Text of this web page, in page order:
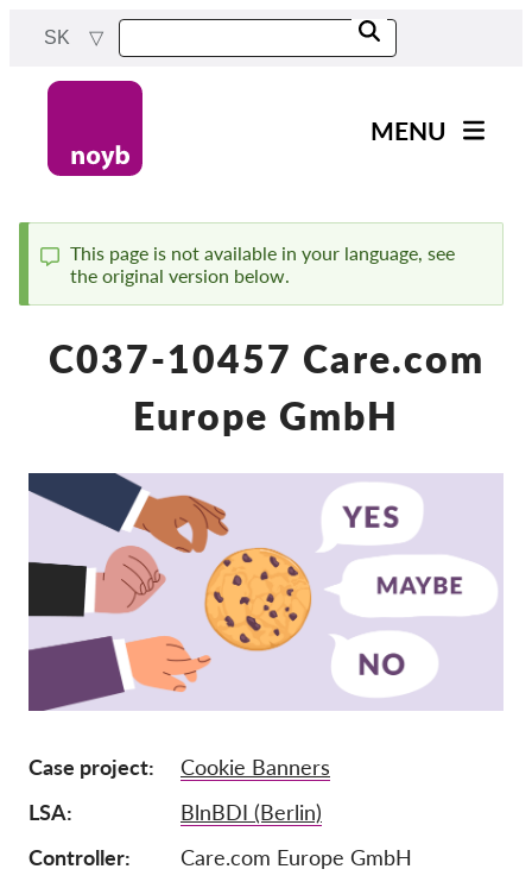
content
SK
navigation
MENU
orgánov
spoločnosti
Exercise your rights!
Pordporte nás!
Členstvo
Príspevky
Prihlásenie člena
O nás
Status
message
This page is not available in your language, see
the original version below.
C037-10457 Care.com
Europe GmbH
Case project
Cookie Banners
LSA
BlnBDI (Berlin)
Controller
Care.com Europe GmbH